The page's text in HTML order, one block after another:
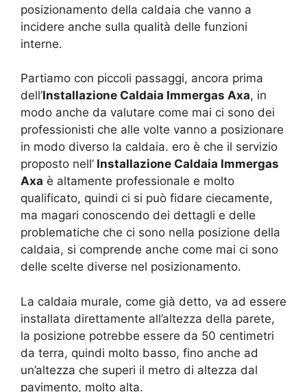
posizionamento della caldaia che vanno a
incidere anche sulla qualità delle funzioni
interne.
Partiamo con piccoli passaggi, ancora prima
dell’Installazione Caldaia Immergas Axa, in
modo anche da valutare come mai ci sono dei
professionisti che alle volte vanno a posizionare
in modo diverso la caldaia. ero è che il servizio
proposto nell’ Installazione Caldaia Immergas
Axa è altamente professionale e molto
qualificato, quindi ci si può fidare ciecamente,
ma magari conoscendo dei dettagli e delle
problematiche che ci sono nella posizione della
caldaia, si comprende anche come mai ci sono
delle scelte diverse nel posizionamento.
La caldaia murale, come già detto, va ad essere
installata direttamente all’altezza della parete,
la posizione potrebbe essere da 50 centimetri
da terra, quindi molto basso, fino anche ad
un’altezza che superi il metro di altezza dal
pavimento, molto alta.